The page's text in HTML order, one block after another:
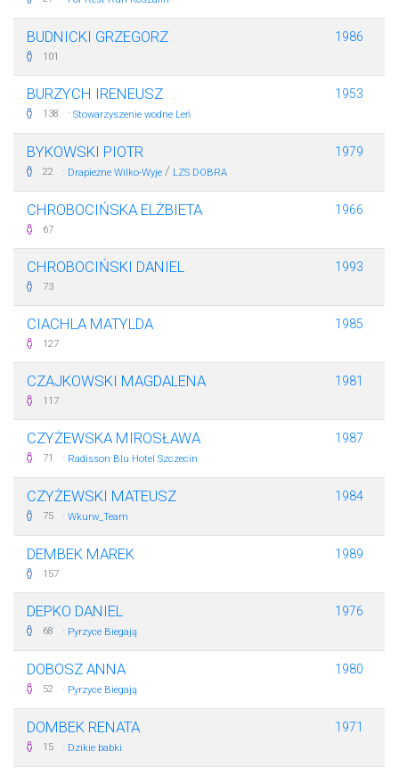
BUDNICKI GRZEGORZ
101
1986
BURZYCH IRENEUSZ
138 · Stowarzyszenie wodne Leń
1953
BYKOWSKI PIOTR
22 · Drapieżne Wilko-Wyje / LZS DOBRA
1979
CHROBOCIŃSKA ELŻBIETA
67
1966
CHROBOCIŃSKI DANIEL
73
1993
CIACHLA MATYLDA
127
1985
CZAJKOWSKI MAGDALENA
117
1981
CZYŻEWSKA MIROSŁAWA
71 · Radisson Blu Hotel Szczecin
1987
CZYŻEWSKI MATEUSZ
75 · Wkurw_Team
1984
DEMBEK MAREK
157
1989
DEPKO DANIEL
68 · Pyrzyce Biegają
1976
DOBOSZ ANNA
52 · Pyrzyce Biegają
1980
DOMBEK RENATA
15 · Dzikie babki
1971